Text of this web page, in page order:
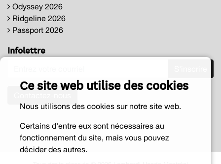
Odyssey 2026
Ridgeline 2026
Passport 2026
Infolettre
Ce site web utilise des cookies
Nous utilisons des cookies sur notre site web.
Certains d'entre eux sont nécessaires au
fonctionnement du site, mais vous pouvez
décider des autres.